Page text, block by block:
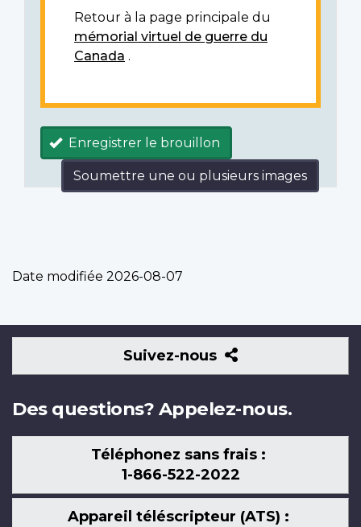
Retour à la page principale du
mémorial virtuel de guerre du
Canada .
Enregistrer le brouillon
Soumettre une ou plusieurs images
Date modifiée 2026-08-07
Suivez-nous
Suivez-
nous
Des questions? Appelez-nous.
Téléphonez sans frais :
1-866-522-2022
Appareil téléscripteur (ATS) :